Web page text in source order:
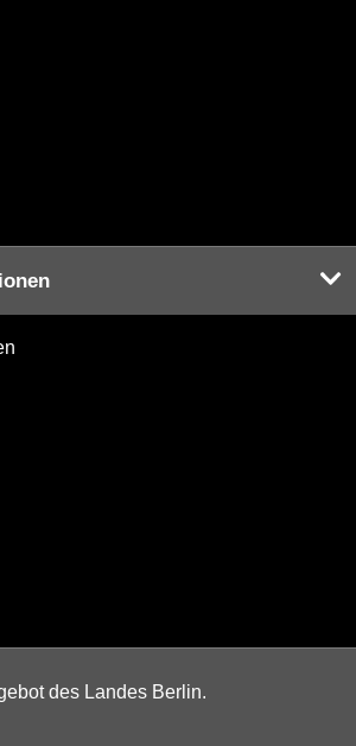
des Landes Berlin.